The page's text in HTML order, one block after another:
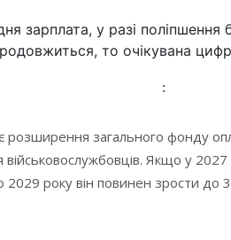
зарплата, у разі поліпшення
то очікувана
:
загального фонду
Якщо у
року він повинен зрости до